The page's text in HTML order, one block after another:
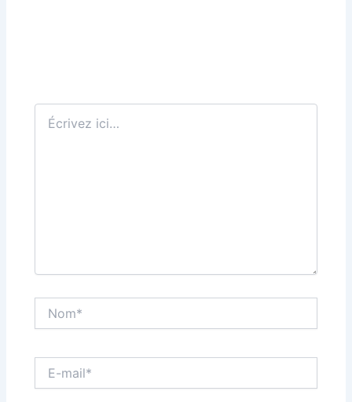
Écrivez
ici…
mail*